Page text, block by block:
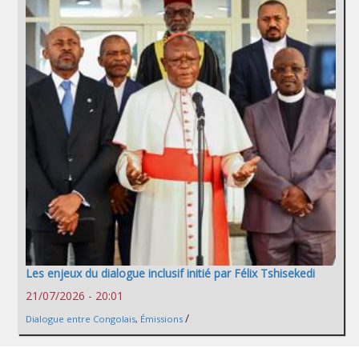
Les enjeux du dialogue inclusif initié par Félix Tshisekedi
21/07/2026 - 20:01
Dialogue entre Congolais, Émissions /